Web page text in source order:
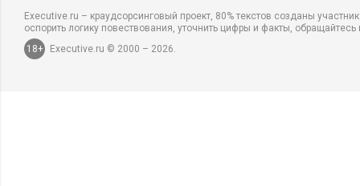
Executive.ru – краудсорсинговый проект, 80% текстов созданы
оспорить логику повествования, уточнить цифры и факты,
18+
Executive.ru © 2000 – 2026.